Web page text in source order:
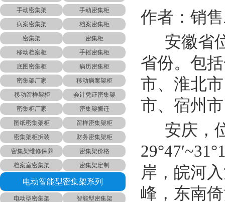
手动密集架
手动密集柜
病案密集架
档案密集柜
密集架
密集柜
移动档案柜
手摇密集柜
底图密集柜
病历密集柜
密集架厂家
移动病案架柜
移动留样架柜
会计凭证密集架
密集柜厂家
密集架搬迁
图纸密集架柜
留样密集架柜
密集架柜拆装
财务密集架柜
密集架维修保养
密集架价格
档案室密集架
密集架定制
电动智能型密集架系列
电动型密集架
智能型密集架
作者：销
安徽省位
省份。包
市、淮北
市、宿州
安庆，位
岸，皖河
峰，东南